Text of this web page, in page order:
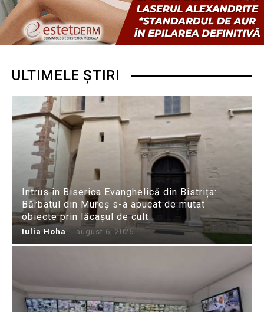
ULTIMELE ȘTIRI
Intrus în Biserica Evanghelică din Bistrița:
Bărbatul din Mureș s-a apucat de mutat
obiecte prin lăcașul de cult
Iulia Hoha - august 6, 2026